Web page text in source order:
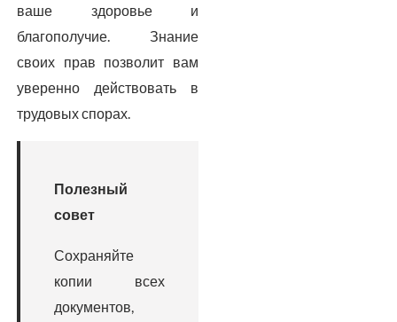
ваше здоровье и
благополучие. Знание
своих прав позволит вам
уверенно действовать в
трудовых спорах.
Полезный
совет
Сохраняйте
копии всех
документов,